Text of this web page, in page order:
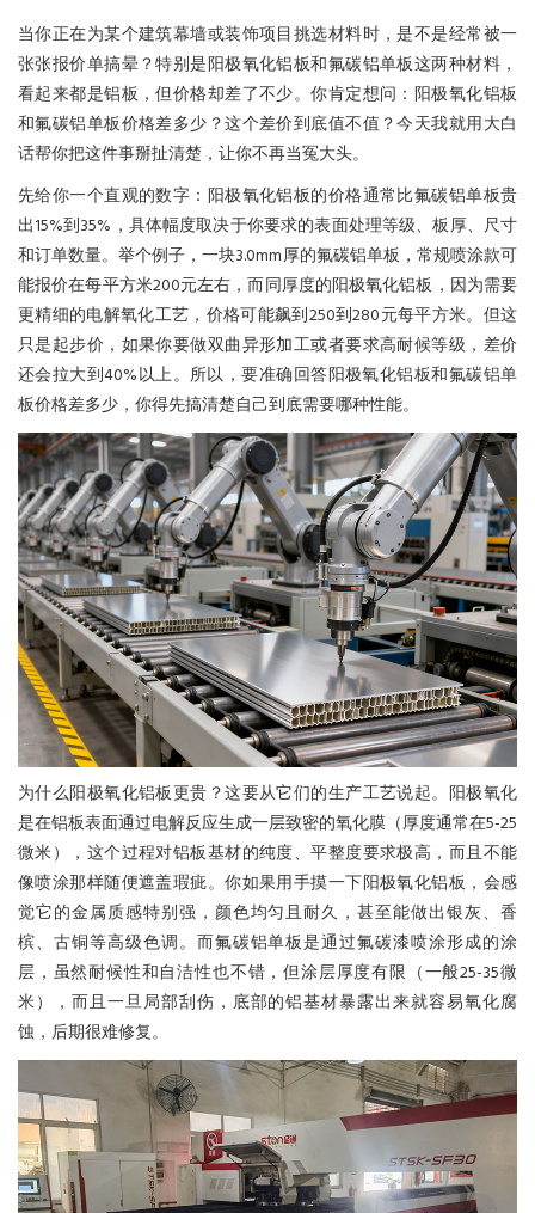
当你正在为某个建筑幕墙或装饰项目挑选材料时，是不是经常被一
张张报价单搞晕？特别是阳极氧化铝板和氟碳铝单板这两种材料，
看起来都是铝板，但价格却差了不少。你肯定想问：阳极氧化铝板
和氟碳铝单板价格差多少？这个差价到底值不值？今天我就用大白
话帮你把这件事掰扯清楚，让你不再当冤大头。
先给你一个直观的数字：阳极氧化铝板的价格通常比氟碳铝单板贵
出15%到35%，具体幅度取决于你要求的表面处理等级、板厚、尺寸
和订单数量。举个例子，一块3.0mm厚的氟碳铝单板，常规喷涂款可
能报价在每平方米200元左右，而同厚度的阳极氧化铝板，因为需要
更精细的电解氧化工艺，价格可能飙到250到280元每平方米。但这
只是起步价，如果你要做双曲异形加工或者要求高耐候等级，差价
还会拉大到40%以上。所以，要准确回答阳极氧化铝板和氟碳铝单
板价格差多少，你得先搞清楚自己到底需要哪种性能。
为什么阳极氧化铝板更贵？这要从它们的生产工艺说起。阳极氧化
是在铝板表面通过电解反应生成一层致密的氧化膜（厚度通常在5-25
微米），这个过程对铝板基材的纯度、平整度要求极高，而且不能
像喷涂那样随便遮盖瑕疵。你如果用手摸一下阳极氧化铝板，会感
觉它的金属质感特别强，颜色均匀且耐久，甚至能做出银灰、香
槟、古铜等高级色调。而氟碳铝单板是通过氟碳漆喷涂形成的涂
层，虽然耐候性和自洁性也不错，但涂层厚度有限（一般25-35微
米），而且一旦局部刮伤，底部的铝基材暴露出来就容易氧化腐
蚀，后期很难修复。